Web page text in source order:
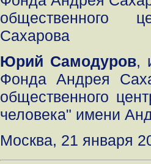
общественного
Сахарова
Юрий Самодуров,
Фонда Андрея
общественного
человека" имени
Москва, 21 января